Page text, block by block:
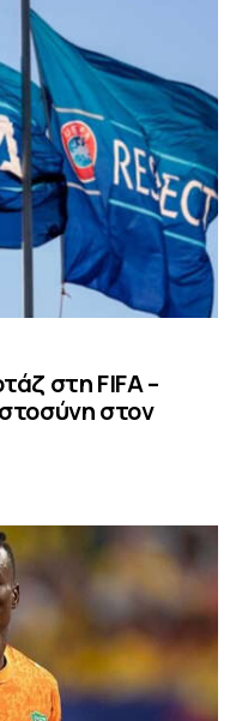
στη FIFA –
στον